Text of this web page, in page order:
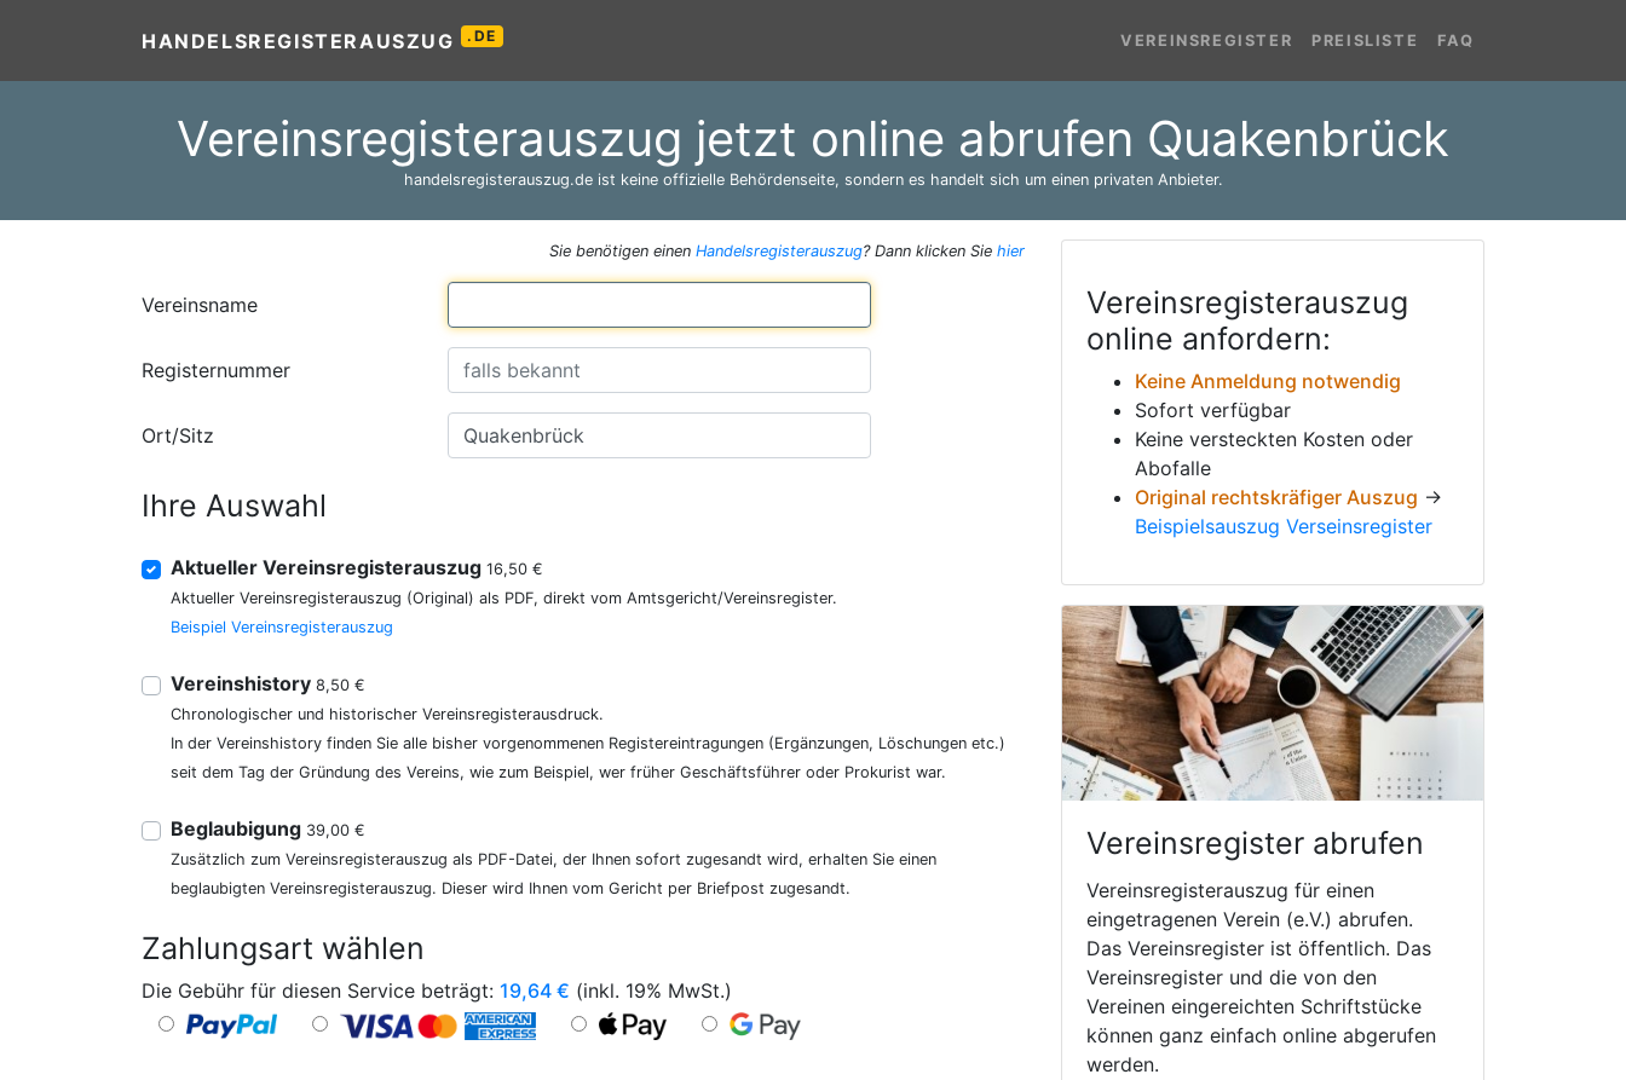
HANDELSREGISTERAUSZUG .DE VEREINSREGISTER PREISLISTE FAQ
Vereinsregisterauszug jetzt online abrufen Quakenbrück
handelsregisterauszug.de ist keine offizielle Behördenseite, sondern es handelt sich um einen privaten Anbieter.
Sie benötigen einen Handelsregisterauszug? Dann klicken Sie hier
Vereinsname
Registernummer
Ort/Sitz
Ihre Auswahl
Aktueller Vereinsregisterauszug 16,50 €
Aktueller Vereinsregisterauszug (Original) als PDF, direkt vom Amtsgericht/Vereinsregister.
Beispiel Vereinsregisterauszug
Vereinshistory 8,50 €
Chronologischer und historischer Vereinsregisterausdruck.
In der Vereinshistory finden Sie alle bisher vorgenommenen Registereintragungen (Ergänzungen, Löschungen etc.)
seit dem Tag der Gründung des Vereins, wie zum Beispiel, wer früher Geschäftsführer oder Prokurist war.
Beglaubigung 39,00 €
Zusätzlich zum Vereinsregisterauszug als PDF-Datei, der Ihnen sofort zugesandt wird, erhalten Sie einen
beglaubigten Vereinsregisterauszug. Dieser wird Ihnen vom Gericht per Briefpost zugesandt.
Zahlungsart wählen
Die Gebühr für diesen Service beträgt: 19,64 € (inkl. 19% MwSt.)
Vereinsregisterauszug
online anfordern:
Keine Anmeldung notwendig
Sofort verfügbar
Keine versteckten Kosten oder
Abofalle
Original rechtskräfiger Auszug →
Beispielsauszug Verseinsregister
Vereinsregister abrufen
Vereinsregisterauszug für einen
eingetragenen Verein (e.V.) abrufen.
Das Vereinsregister ist öffentlich. Das
Vereinsregister und die von den
Vereinen eingereichten Schriftstücke
können ganz einfach online abgerufen
werden.